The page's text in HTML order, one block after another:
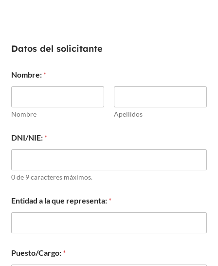
Datos del solicitante
Nombre: *
Nombre Apellidos
DNI/NIE: *
0 de 9 caracteres máximos.
Entidad a la que representa: *
Puesto/Cargo: *